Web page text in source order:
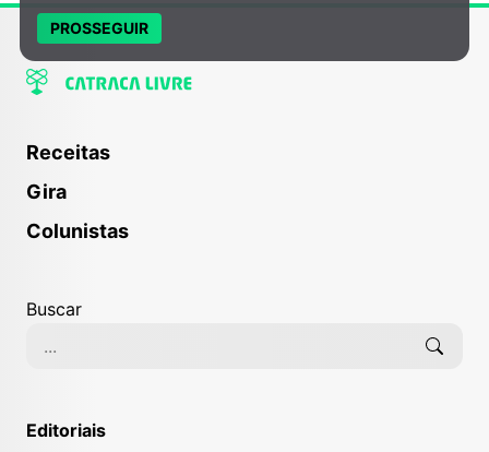
Receitas
Gira
Colunistas
Buscar
Editoriais
PROSSEGUIR